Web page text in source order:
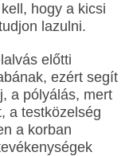
hogy a kicsi
lazulni.
előtti
ezért segít
a pólyálás, mert
a testközelség
a korban